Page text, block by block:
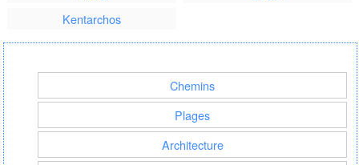
Kentarchos
Chemins
Plages
Architecture